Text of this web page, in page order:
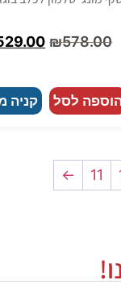
₪578.00
לסל קניה
11
←